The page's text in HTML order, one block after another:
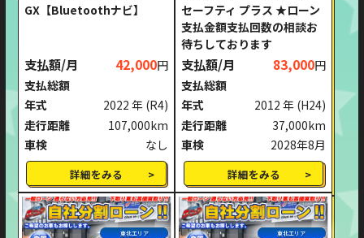
GX【Bluetoothナビ】
支払額/月 42,000円
支払総額
年式
2022 年 (R4)
走行距離
107,000km
車検
なし
詳細をみる
セーフティ プラス ★ローン
支払金額支払回数の相談お
待ちしております
支払額/月 83,000円
支払総額
年式
2012 年 (H24)
走行距離
37,000km
車検
2028年8月
詳細をみる
東北エリア 東北エリア